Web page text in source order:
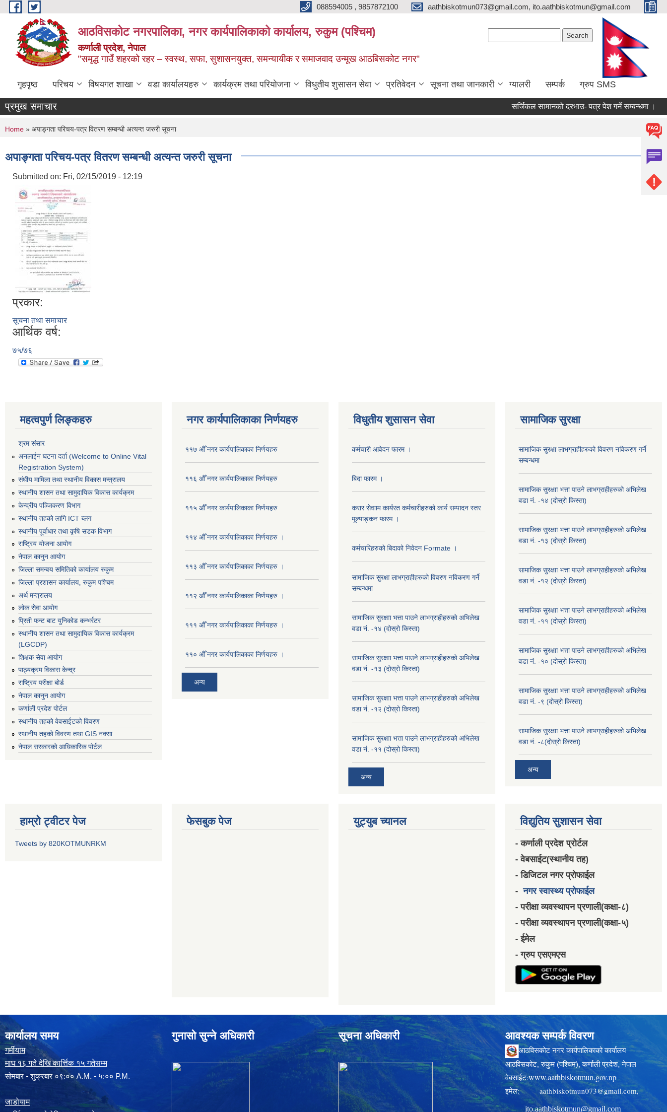
Skip to main content 088594005 , 9857872100 aathbiskotmun073@gmail.com, ito.aathbiskotmun@gmail.com
आठविसकोट नगरपालिका, नगर कार्यपालिकाको कार्यालय, रुकुम (पश्चिम)
कर्णाली प्रदेश, नेपाल
"समृद्ध गाउँ शहरको रहर – स्वस्थ, सफा, सुशासनयुक्त, समन्यायीक र समाजवाद उन्मूख आठबिसकोट नगर"
गृहपृष्ठ परिचय विषयगत शाखा वडा कार्यालयहरु कार्यक्रम तथा परियोजना विधुतीय शुसासन सेवा प्रतिवेदन सूचना तथा जानकारी ग्यालरी सम्पर्क ग्रुप SMS
प्रमुख समाचार सर्जिकल सामानको दरभाउ- पत्र पेश गर्ने सम्बन्धमा ।
You are here
Home » अपाङ्गता परिचय-पत्र वितरण सम्बन्धी अत्यन्त जरुरी सूचना
अपाङ्गता परिचय-पत्र वितरण सम्बन्धी अत्यन्त जरुरी सूचना
Submitted on: Fri, 02/15/2019 - 12:19
प्रकार:
सूचना तथा समाचार
आर्थिक वर्ष:
७५/७६
महत्वपुर्ण लिङ्कहरु
श्रम संसार
अनलाईन घटना दर्ता (Welcome to Online Vital
Registration System)
संघीय मामिला तथा स्थानीय विकास मन्त्रालय
स्थानीय शासन तथा सामुदायिक विकास कार्यक्रम
केन्द्रीय पञ्जिकरण विभाग
स्थानीय तहको लागि ICT ब्लग
स्थानीय पूर्वाधार तथा कृषि सडक विभाग
राष्ट्रिय योजना आयोग
नेपाल कानुन आयोग
जिल्ला समन्वय समितिको कार्यालय रुकुम
जिल्ला प्रशासन कार्यालय, रुकुम पश्चिम
अर्थ मन्त्रालय
लोक सेवा आयोग
प्रिती फन्ट बाट युनिकोड कन्भर्रटर
स्थानीय शासन तथा सामुदायिक विकास कार्यक्रम
(LGCDP)
शिक्षक सेवा आयोग
पाठ्यक्रम विकास केन्द्र
राष्ट्रिय परीक्षा बोर्ड
नेपाल कानुन आयोग
कर्णाली प्रदेश पोर्टल
स्थानीय तहको वेवसाईटको विवरण
स्थानीय तहको विवरण तथा GIS नक्सा
नेपाल सरकारको आधिकारिक पोर्टल
नगर कार्यपालिकाका निर्णयहरु
११७ औँ नगर कार्यपालिकाका निर्णयहरु
११६ औँ नगर कार्यपालिकाका निर्णयहरु
११५ औँ नगर कार्यपालिकाका निर्णयहरु
११४ औँ नगर कार्यपालिकाका निर्णयहरु ।
११३ औँ नगर कार्यपालिकाका निर्णयहरु ।
११२ औँ नगर कार्यपालिकाका निर्णयहरु ।
१११ औँ नगर कार्यपालिकाका निर्णयहरु ।
११० औँ नगर कार्यपालिकाका निर्णयहरु ।
अन्य
विधुतीय शुसासन सेवा
कर्मचारी आवेदन फारम ।
बिदा फारम ।
करार सेवााम कार्यरत कर्मचारीहरुको कार्य सम्पादन स्तर
मूल्याङ्कन फारम ।
कर्मचारिहरुको बिदाको निवेदन Formate ।
सामाजिक सुरक्षा लाभग्राहीहरुको विवरण नविकरण गर्ने
सम्बन्धमा
सामाजिक सुरक्षाा भत्ता पाउने लाभग्राहीहरुको अभिलेख
वडा नं. -१४ (दोस्रो किस्ता)
सामाजिक सुरक्षाा भत्ता पाउने लाभग्राहीहरुको अभिलेख
वडा नं. -१३ (दोस्रो किस्ता)
सामाजिक सुरक्षाा भत्ता पाउने लाभग्राहीहरुको अभिलेख
वडा नं. -१२ (दोस्रो किस्ता)
सामाजिक सुरक्षाा भत्ता पाउने लाभग्राहीहरुको अभिलेख
वडा नं. -११ (दोस्रो किस्ता)
अन्य
सामाजिक सुरक्षा
सामाजिक सुरक्षा लाभग्राहीहरुको विवरण नविकरण गर्ने
सम्बन्धमा
सामाजिक सुरक्षाा भत्ता पाउने लाभग्राहीहरुको अभिलेख
वडा नं. -१४ (दोस्रो किस्ता)
सामाजिक सुरक्षाा भत्ता पाउने लाभग्राहीहरुको अभिलेख
वडा नं. -१३ (दोस्रो किस्ता)
सामाजिक सुरक्षाा भत्ता पाउने लाभग्राहीहरुको अभिलेख
वडा नं. -१२ (दोस्रो किस्ता)
सामाजिक सुरक्षाा भत्ता पाउने लाभग्राहीहरुको अभिलेख
वडा नं. -११ (दोस्रो किस्ता)
सामाजिक सुरक्षाा भत्ता पाउने लाभग्राहीहरुको अभिलेख
वडा नं. -१० (दोस्रो किस्ता)
सामाजिक सुरक्षाा भत्ता पाउने लाभग्राहीहरुको अभिलेख
वडा नं. -९ (दोस्रो किस्ता)
सामाजिक सुरक्षाा भत्ता पाउने लाभग्राहीहरुको अभिलेख
वडा नं. -८(दोस्रो किस्ता)
अन्य
हाम्रो ट्वीटर पेज
Tweets by 820KOTMUNRKM
फेसबुक पेज युट्युब च्यानल विद्युतिय सुशासन सेवा
- कर्णाली प्रदेश प्रोर्टल
- वेबसाईट(स्थानीय तह)
- डिजिटल नगर प्रोफाईल
-नगर स्वास्थ्य प्रोफाईल
- परीक्षा व्यवस्थापन प्रणाली(कक्षा-८)
- परीक्षा व्यवस्थापन प्रणाली(कक्षा-५)
- ईमेल
- ग्रुप एसएमएस
कार्यालय समय
गर्मीयाम
माघ १६ गते देखि कार्त्तिक १५ गतेसम्म
सोमबार - शुक्रबार ०९:०० A.M. - ५:०० P.M.
जाडोयाम
गुनासो सुन्ने अधिकारी सूचना अधिकारी आवश्यक सम्पर्क विवरण
आठविसकोट नगर कार्यपालिकाको कार्यालय
आठविसकोट, रुकुम (पश्चिम), कर्णाली प्रदेश, नेपाल
वेबसाईट:www.aathbiskotmun.gov.np
इमेल: aathbiskotmun073@gmail.com,
ito.aathbiskotmun@gmail.com